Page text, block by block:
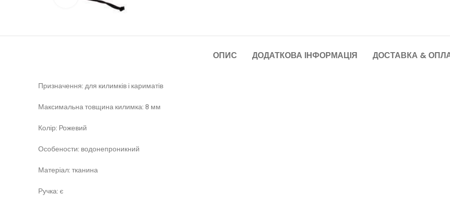
ОПИС ДОДАТКОВА ІНФОРМАЦІЯ ДОСТАВКА &
Призначення: для килимків і кариматів
Максимальна товщина килимка: 8 мм
Колір: Рожевий
Особености: водонепроникний
Матеріал: тканина
Ручка: є